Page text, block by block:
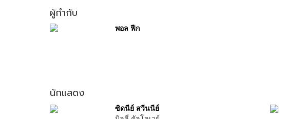
ผู้กำกับ
พอล ฟีก
นักแสดง
ซิดนีย์ สวีนนีย์